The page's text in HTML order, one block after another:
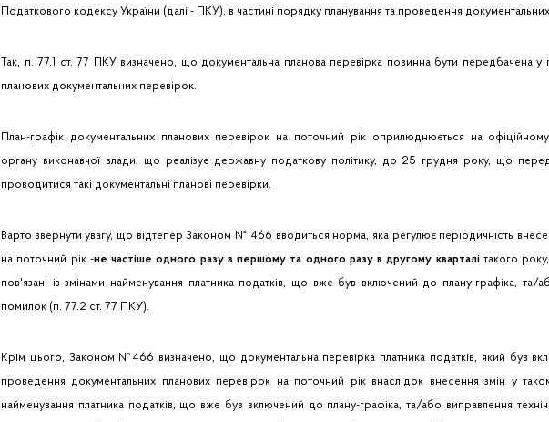
Податкового кодексу України (далі - ПКУ), в частині порядку планування та проведення
Так, п. 77.1 ст. 77 ПКУ визначено, що документальна планова перевірка повинна бути передбачена у
планових документальних перевірок.
План-графік документальних планових перевірок на поточний рік оприлюднюється на
органу виконавчої влади, що реалізує державну податкову політику, до 25 грудня року, що
проводитися такі документальні планові перевірки.
Варто звернути увагу, що відтепер Законом № 466 вводиться норма, яка регулює періодичність
на поточний рік -не частіше одного разу в першому та одного разу в другому кварталітакого року,
пов'язані із змінами найменування платника податків, що вже був включений до плану-графіка, та/
помилок (п. 77.2 ст. 77 ПКУ).
Крім цього, Законом №466 визначено, що документальна перевірка платника податків, який був
проведення документальних планових перевірок на поточний рік внаслідок внесення змін у
найменування платника податків, що вже був включений до плану-графіка, та/або виправлення